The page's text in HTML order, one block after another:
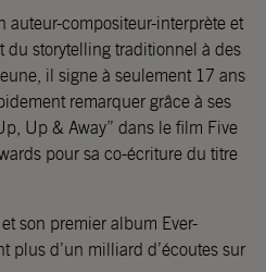
auteur-compositeur-interprète et
du storytelling traditionnel à des
il signe à seulement 17 ans
remarquer grâce à ses
Up & Away” dans le film Five
pour sa co-écriture du titre
son premier album Ever-
plus d’un milliard d’écoutes sur